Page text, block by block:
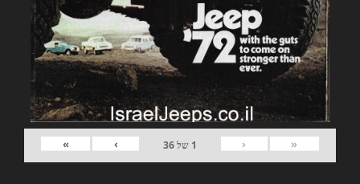
«
‹
1 של36
›
»